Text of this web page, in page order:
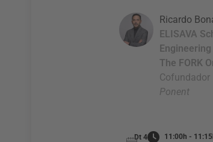
Ricardo
ELISAVA
The FORK
Cofundador
Ponent
Dt 4 11:00h -